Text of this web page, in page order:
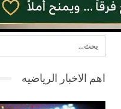
اهم الاخبار الرياضيه